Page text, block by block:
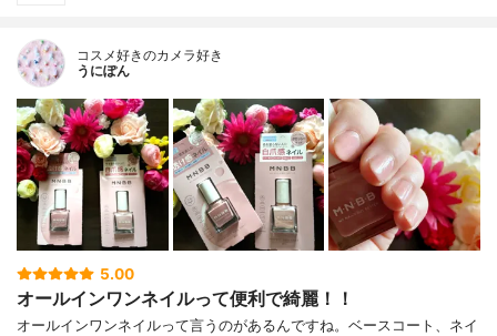
コスメ好きのカメラ好き
うにぽん
5.00
オールインワンネイルって便利で綺麗！！
オールインワンネイルって言うのがあるんですね。ベースコート、ネイ